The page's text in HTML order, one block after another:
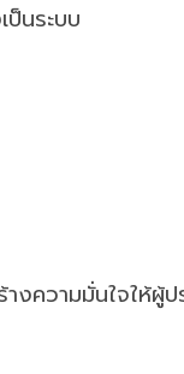
นระบบ
วามมั่นใจให้ผู้ปร